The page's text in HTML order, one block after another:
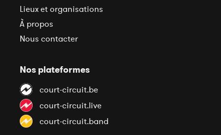
Lieux et organisations
À propos
Nous contacter
Nos plateformes
court-circuit.be
court-circuit.live
court-circuit.band